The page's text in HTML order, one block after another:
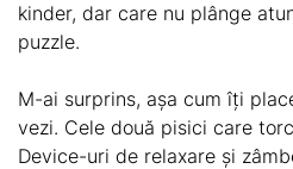
kinder, dar care nu plânge
puzzle.
M-ai surprins, așa cum îți
vezi. Cele două pisici care
Device-uri de relaxare și